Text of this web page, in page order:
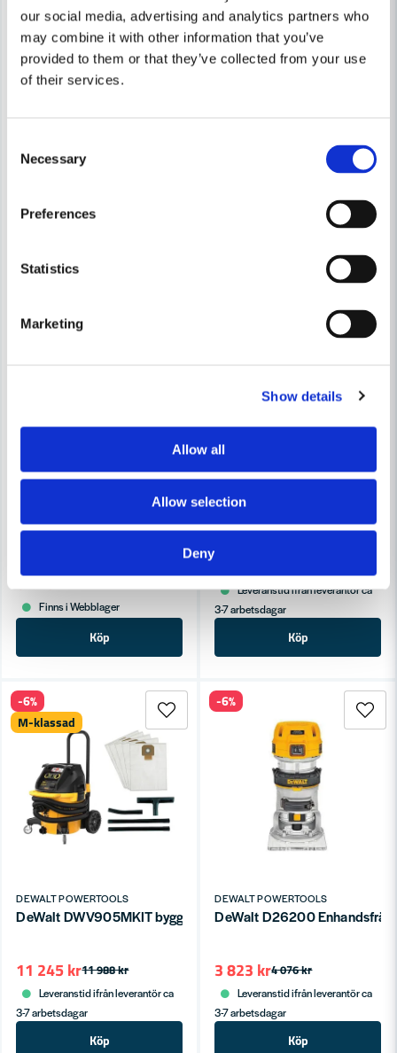
our social media, advertising and analytics partners who
may combine it with other information that you’ve
provided to them or that they’ve collected from your use
of their services.
Selection
Necessary
Preferences
Statistics
Marketing
Show details
Allow all
Allow selection
Deny
DeWalt DWV901L Dammsugare L-klassad (30L)
6 415 kr
Finns i Webblager
Köp
DEWALT POWERTOOLS
DeWalt DWV905M
Leveranstid ifrån leverantör ca
3-7 arbetsdagar
Köp
DEWALT POWERTOOLS
DeWalt DWV905MKIT byggdammsugare 38L M-klass
11 988 kr
11 245 kr
Leveranstid ifrån leverantör ca
3-7 arbetsdagar
Köp
-6%
M-klassad
DEWALT POWERTOOLS
DeWalt D26200 Enhandsfräs
4 076 kr
3 823 kr
Leveranstid ifrån leverantör ca
3-7 arbetsdagar
Köp
-6%